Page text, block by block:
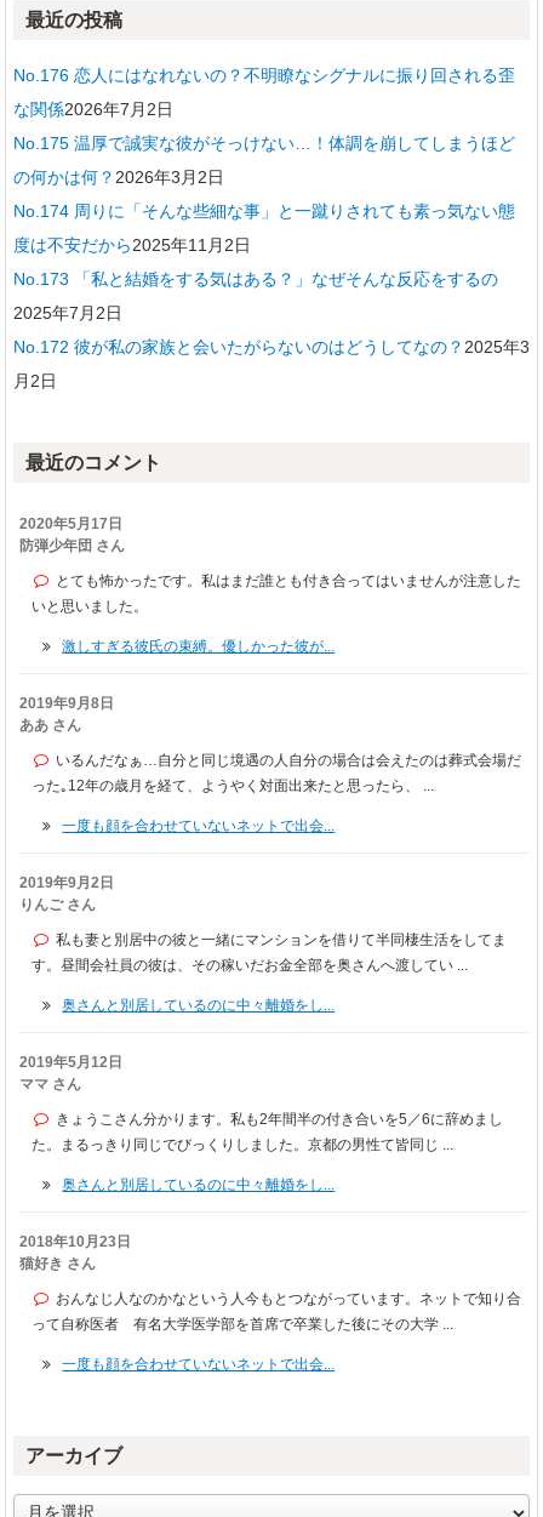
最近の投稿
No.176 恋人にはなれないの？不明瞭なシグナルに振り回される歪
な関係2026年7月2日
No.175 温厚で誠実な彼がそっけない…！体調を崩してしまうほど
の何かは何？ 2026年3月2日
No.174 周りに「そんな些細な事」と一蹴りされても素っ気ない態
度は不安だから2025年11月2日
No.173 「私と結婚をする気はある？」なぜそんな反応をするの
2025年7月2日
No.172 彼が私の家族と会いたがらないのはどうしてなの？ 2025年3
月2日
最近のコメント
2020年5月17日
防弾少年団 さん
とても怖かったです。私はまだ誰とも付き合ってはいませんが注意した
いと思いました。
激しすぎる彼氏の束縛。優しかった彼が...
2019年9月8日
ああ さん
いるんだなぁ…自分と同じ境遇の人自分の場合は会えたのは葬式会場だ
った｡12年の歳月を経て、ようやく対面出来たと思ったら、 ...
一度も顔を合わせていないネットで出会...
2019年9月2日
りんご さん
私も妻と別居中の彼と一緒にマンションを借りて半同棲生活をしてま
す。昼間会社員の彼は、その稼いだお金全部を奥さんへ渡してい ...
奥さんと別居しているのに中々離婚をし...
2019年5月12日
ママ さん
きょうこさん分かります。私も2年間半の付き合いを5／6に辞めまし
た。まるっきり同じでびっくりしました。京都の男性て皆同じ ...
奥さんと別居しているのに中々離婚をし...
2018年10月23日
猫好き さん
おんなじ人なのかなという人今もとつながっています。ネットで知り合
って自称医者 有名大学医学部を首席で卒業した後にその大学 ...
一度も顔を合わせていないネットで出会...
アーカイブ
ア